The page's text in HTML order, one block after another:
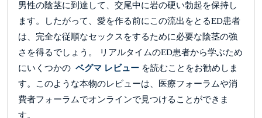
男性の陰茎に到達して、交尾中に岩の硬い勃起を保持し
ます。したがって、愛を作る前にこの流出をとるED患者
は、完全な従順なセックスをするために必要な陰茎の強
さを得るでしょう。 リアルタイムのED患者から学ぶため
にいくつかの ベグマ レビュー を読むことをお勧めしま
す。このような本物のレビューは、医療フォーラムや消
費者フォーラムでオンラインで見つけることができま
す。